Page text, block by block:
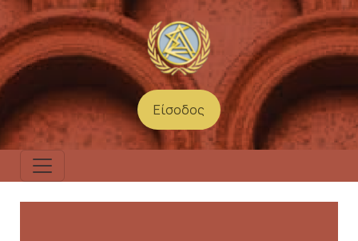
Παράκαμψη προς το κυρίως περιεχόμενο
User account menu
Είσοδος